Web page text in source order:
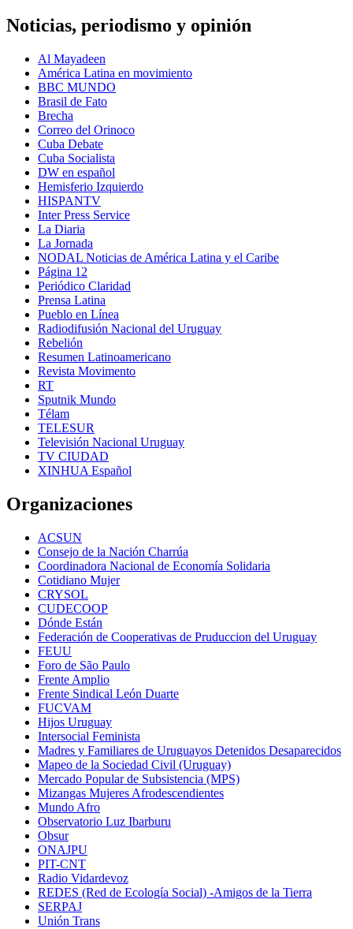
Noticias, periodismo y opinión
Al Mayadeen
América Latina en movimiento
BBC MUNDO
Brasil de Fato
Brecha
Correo del Orinoco
Cuba Debate
Cuba Socialista
DW en español
Hemisferio Izquierdo
HISPANTV
Inter Press Service
La Diaria
La Jornada
NODAL Noticias de América Latina y el Caribe
Página 12
Periódico Claridad
Prensa Latina
Pueblo en Línea
Radiodifusión Nacional del Uruguay
Rebelión
Resumen Latinoamericano
Revista Movimento
RT
Sputnik Mundo
Télam
TELESUR
Televisión Nacional Uruguay
TV CIUDAD
XINHUA Español
Organizaciones
ACSUN
Consejo de la Nación Charrúa
Coordinadora Nacional de Economía Solidaria
Cotidiano Mujer
CRYSOL
CUDECOOP
Dónde Están
Federación de Cooperativas de Pruduccion del Uruguay
FEUU
Foro de São Paulo
Frente Amplio
Frente Sindical León Duarte
FUCVAM
Hijos Uruguay
Intersocial Feminista
Madres y Familiares de Uruguayos Detenidos Desaparecidos
Mapeo de la Sociedad Civil (Uruguay)
Mercado Popular de Subsistencia (MPS)
Mizangas Mujeres Afrodescendientes
Mundo Afro
Observatorio Luz Ibarburu
Obsur
ONAJPU
PIT-CNT
Radio Vidardevoz
REDES (Red de Ecología Social) -Amigos de la Tierra
SERPAJ
Unión Trans